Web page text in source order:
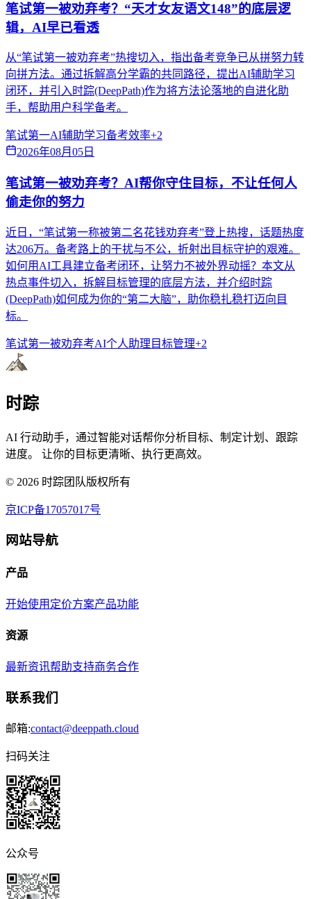
笔试第一被劝弃考？“天才女友语文148”的底层逻
辑，AI早已看透
从“笔试第一被劝弃考”热搜切入，指出备考竞争已从拼努力转
向拼方法。通过拆解高分学霸的共同路径，提出AI辅助学习
闭环，并引入时踪(DeepPath)作为将方法论落地的自进化助
手，帮助用户科学备考。
笔试第一AI辅助学习备考效率+2
2026年08月05日
笔试第一被劝弃考？AI帮你守住目标，不让任何人
偷走你的努力
近日，“笔试第一称被第二名花钱劝弃考”登上热搜，话题热度
达206万。备考路上的干扰与不公，折射出目标守护的艰难。
如何用AI工具建立备考闭环，让努力不被外界动摇？本文从
热点事件切入，拆解目标管理的底层方法，并介绍时踪
(DeepPath)如何成为你的“第二大脑”，助你稳扎稳打迈向目
标。
笔试第一被劝弃考AI个人助理 目标管理+2
时踪
AI 行动助手，通过智能对话帮你分析目标、制定计划、跟踪
进度。 让你的目标更清晰、执行更高效。
© 2026 时踪团队版权所有
京ICP备17057017号
网站导航
产品
开始使用 定价方案产品功能
资源
最新资讯帮助支持商务合作
联系我们
邮箱:contact@deeppath.cloud
扫码关注
公众号